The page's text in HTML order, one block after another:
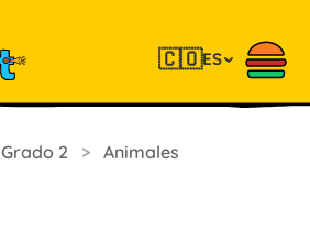
🇨🇴ES
Grado 2 > Animales